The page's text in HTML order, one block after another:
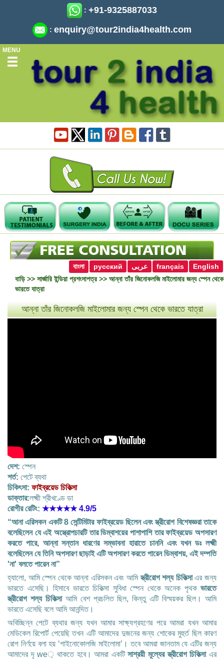
: +91-9325887033
: enquiry@tour2india4health.com
MENU
English
français عربى русский
বাংলা
বাড়ি>> সার্জারি ইন্ডিয়া প্রশংসাপত্র >> আন্না তাঁর জিনোকলজি মাইলোমার জন্য স্পেন থেকে
ভারতে যাত্রা
আন্না তাঁর জিনোকলজি মাইলোমার জন্য স্পেন থেকে ভারতে যাত্রা
দেশ: স্পেন
শর্ত: পেটে ব্যথা
চিকিৎসা: ফাইব্রয়েড চিকিত্সা
ডাক্তার:লক্ষ্মী শ্রীখণ্ডে ডা
রোগীর রেটিং: ★★★★★ 4.9/5
“আনা এরিসকন একটি 8 সেন্টিমিটার ফাইব্রয়েড ছিলেন এবং স্ত্রীরোগ বিশেষজ্ঞরা তাকে
বলেছিলেন যে এই অস্ত্রোপচারটি তার ডিম্বাশয়ের পাশাপাশি তার ফাইব্রয়েড অপসারণ
করতে পারে, আন্না সন্তান ধারণের সম্ভাবনা হারাতে চাননি এবং যখন ডঃ লক্ষ্মী
বলেছিলেন যে তিনি অপসারণ ছাড়াই এটি অপসারণ করতে পারেন ডিম্বাশয়, এই দম্পতি
'না' বলতে পারেন না”
হ্যালো, আমি স্পেন থেকে আন্না এরিসকন এবং আমিস্ত্রীরোগ শল্য চিকিত্সাএর জন্য
ভারতে এসেছি। হিসাবে ভারতে চিকিত্সা সুবিধা স্পেন থেকে অনেক পৃথক ভারতে
স্ত্রীরোগ শল্য চিকিত্সাআমি বেশ প্রচলিত ছিল, কিন্তু এটি বিস্ময়কর ছিল। আমি
ভারতে এসেছি বলে আমি আনন্দিত।
অবিচ্ছিন্ন পেটে ব্যথার জন্য যখন আমার সাক্ষ্যগ্রহণের পরে আমরা যখন আমার
মেডিকেল রিপোর্ট পেয়েছি তখন এটি আমাদের দুজনের জন্য শোকের মুহুর্ত ছিল কারণ
রোগ নির্ণয়ে বলা হয় ‘গাইনোকোলজি মাইলোমা’। তবে আমরা জানতাম যে এটির জন্য
আমাদের দৃ we় থাকতে হবে। আমরা একটিসাশ্রয়ী মূল্যের স্ত্রীরোগ চিকিত্সাএর